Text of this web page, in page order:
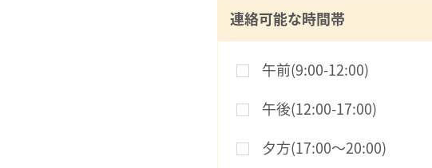
連絡可能な時間帯
午前(9:00-12:00)
午後(12:00-17:00)
夕方(17:00〜20:00)